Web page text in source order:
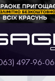
497-96-06